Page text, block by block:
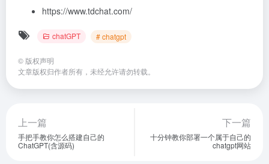
https://www.tdchat.com/
chatGPT # chatgpt
© 版权声明
文章版权归作者所有，未经允许请勿转载。
上一篇
手把手教你怎么搭建自己的
ChatGPT(含源码)
下一篇
十分钟教你部署一个属于自己的
chatgpt网站